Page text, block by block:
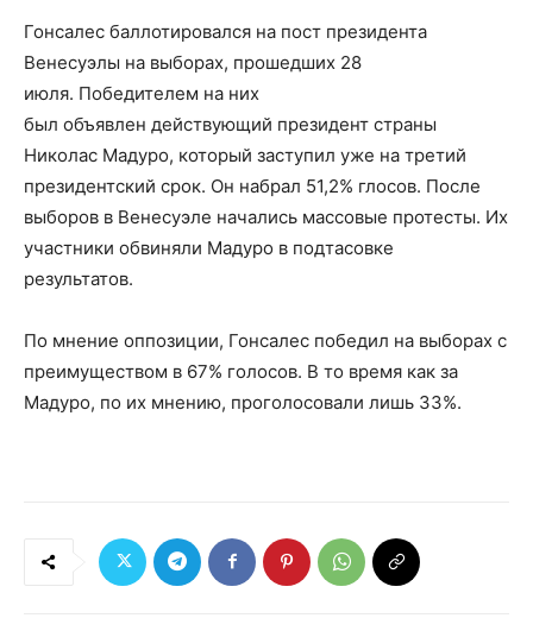
Гонсалес баллотировался на пост президента
Венесуэлы на выборах, прошедших 28
июля. Победителем на них
был объявлен действующий президент страны
Николас Мадуро, который заступил уже на третий
президентский срок. Он набрал 51,2% глосов. После
выборов в Венесуэле начались массовые протесты. Их
участники обвиняли Мадуро в подтасовке
результатов.
По мнение оппозиции, Гонсалес победил на выборах с
преимуществом в 67% голосов. В то время как за
Мадуро, по их мнению, проголосовали лишь 33%.